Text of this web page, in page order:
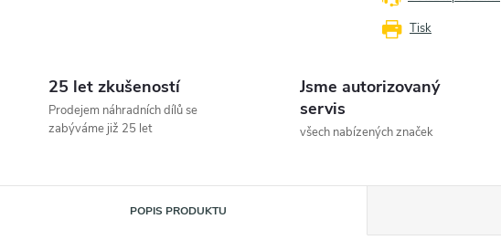
Tisk
25 let zkušeností
Prodejem náhradních dílů se
zabýváme již 25 let
Jsme autorizovaný
servis
všech nabízených značek
POPIS PRODUKTU